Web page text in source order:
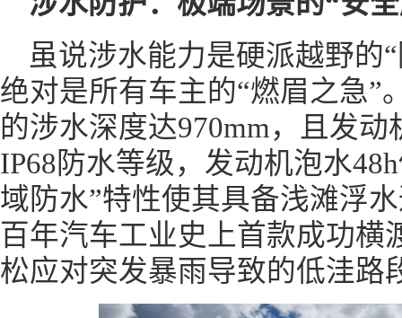
虽说涉水能力是硬派越野的
绝对是所有车主的“燃眉之急”
的涉水深度达970mm，且发
IP68防水等级，发动机泡水
域防水”特性使其具备浅滩浮
百年汽车工业史上首款成功横
松应对突发暴雨导致的低洼路